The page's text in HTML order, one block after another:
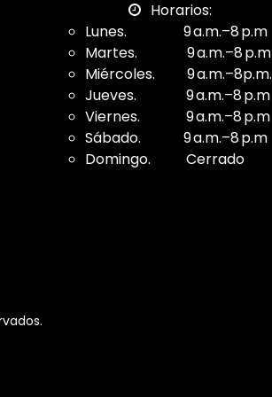
Horarios:
Lunes. 9 a.m.–8 p.m
Martes. 9 a.m.–8 p.m
Miércoles. 9 a.m.–8p.m.
Jueves. 9 a.m.–8 p.m
Viernes. 9 a.m.–8 p.m
Sábado. 9 a.m.–8 p.m
Domingo. Cerrado